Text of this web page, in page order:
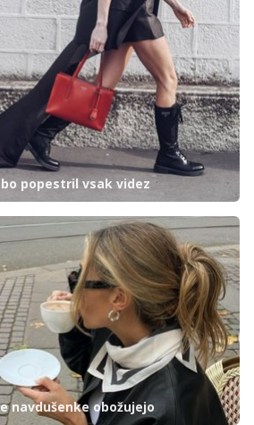
popestril vsak videz
navdušenke obožujejo